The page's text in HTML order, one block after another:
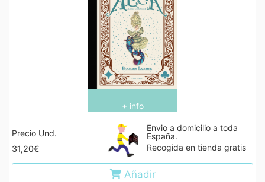
+ info
Precio Und.
31,20€
Envio a domicilio a toda
España.
Recogida en tienda gratis
Añadir